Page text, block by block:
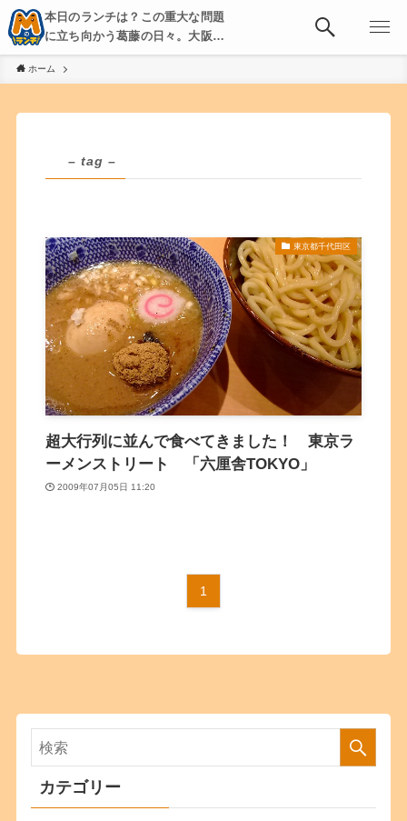
本日のランチは？この重大な問題
に立ち向かう葛藤の日々。大阪・
京都・神戸を中心とした食べ歩
き、飲み歩きを綴る。
ホーム
– tag –
東京都千代田区
超大行列に並んで食べてきました！ 東京ラ
ーメンストリート 「六厘舎TOKYO」
2009年07月05日 11:20
1
カテゴリー